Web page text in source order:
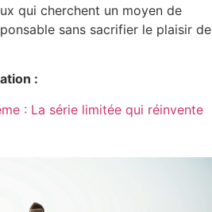
qui cherchent un moyen de
sans sacrifier le plaisir de
:
: La série limitée qui réinvente